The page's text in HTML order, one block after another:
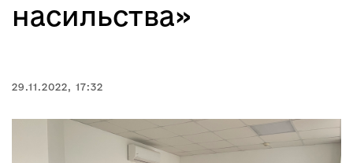
насильства»
29.11.2022, 17:32